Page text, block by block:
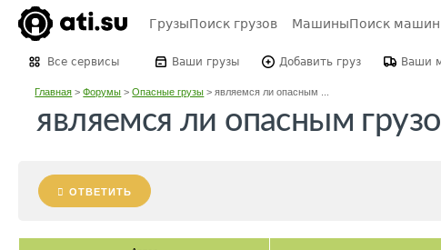
ГрузыПоиск грузов МашиныПоиск машин
Все сервисы Ваши грузы Добавить груз Ваши
Главная >Форумы >Опасные грузы >являемся ли опасным ...
являемся ли опасным
ОТВЕТИТЬ